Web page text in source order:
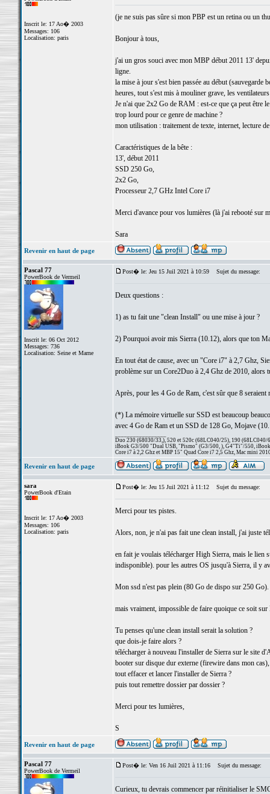
Inscrit le: 17 Ao� 2003
Messages: 106
Localisation: paris
(je ne suis pas sûre si mon PBP est un retina ou un
Bonjour à tous,
j'ai un gros souci avec mon MBP début 2011 13'
ligne.
la mise à jour s'est bien passée au début
heures, tout s'est mis à mouliner grave, les
Je n'ai que 2x2 Go de RAM : est-ce que ça peut être
trop lourd pour ce genre de machine ?
mon utilisation : traitement de texte, internet, lecture
Caractéristiques de la bête :
13', début 2011
SSD 250 Go,
2x2 Go,
Processeur 2,7 GHz Intel Core i7
Merci d'avance pour vos lumières (là j'ai rebooté sur
Sara
Revenir en haut de page
Pascal 77
PowerBook de Vermeil
Inscrit le: 06 Oct 2012
Messages: 736
Localisation: Seine et Marne
Post� le: Jeu 15 Juil 2021 à 10:59 Sujet du message:
Deux questions :
1) as tu fait une "clean Install" ou une mise à jour ?
2) Pourquoi avoir mis Sierra (10.12), alors que ton
En tout état de cause, avec un "Core i7" à 2,7 Ghz,
problème sur un Core2Duo à 2,4 Ghz de 2010, alors
Après, pour les 4 Go de Ram, c'est sûr que 8
(*) La mémoire virtuelle sur SSD est beaucoup
avec 4 Go de Ram et un SSD de 128 Go, Mojave
Duo 230 (68030/33,), 520 et 520c (68LC040/25), 190 (68LC040/
iBook G3/500 "Dual USB, "Pismo" (G3/500, ), G4"Ti"/550,
Core i7 à 2,2 Ghz et MBP 15" Quad Core i7 2,5 Ghz, Mac mini
Revenir en haut de page
sara
PowerBook d'Etain
Inscrit le: 17 Ao� 2003
Messages: 106
Localisation: paris
Post� le: Jeu 15 Juil 2021 à 11:12 Sujet du message:
Merci pour tes pistes.
Alors, non, je n'ai pas fait une clean install, j'ai juste
en fait je voulais télécharger High Sierra, mais le lien
indisponible). pour les autres OS jusqu'à Sierra, il y
Mon ssd n'est pas plein (80 Go de dispo sur 250 Go).
mais vraiment, impossible de faire quoique ce soit
Tu penses qu'une clean install serait la solution ?
que dois-je faire alors ?
télécharger à nouveau l'installer de Sierra sur le site
booter sur disque dur externe (firewire dans mon cas),
tout effacer et lancer l'installer de Sierra ?
puis tout remettre dossier par dossier ?
Merci pour tes lumières,
S
Revenir en haut de page
Pascal 77
PowerBook de Vermeil
Post� le: Ven 16 Juil 2021 à 11:16 Sujet du message:
Curieux, tu devrais commencer par réinitialiser le